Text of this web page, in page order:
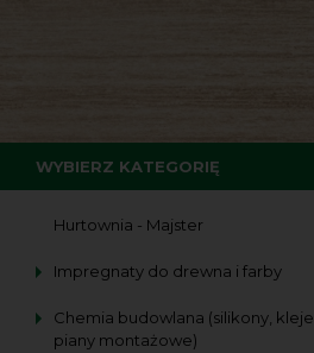
WYBIERZ KATEGORIĘ
Hurtownia - Majster
Impregnaty do drewna i farby
Chemia budowlana (silikony, kleje,
piany montażowe)